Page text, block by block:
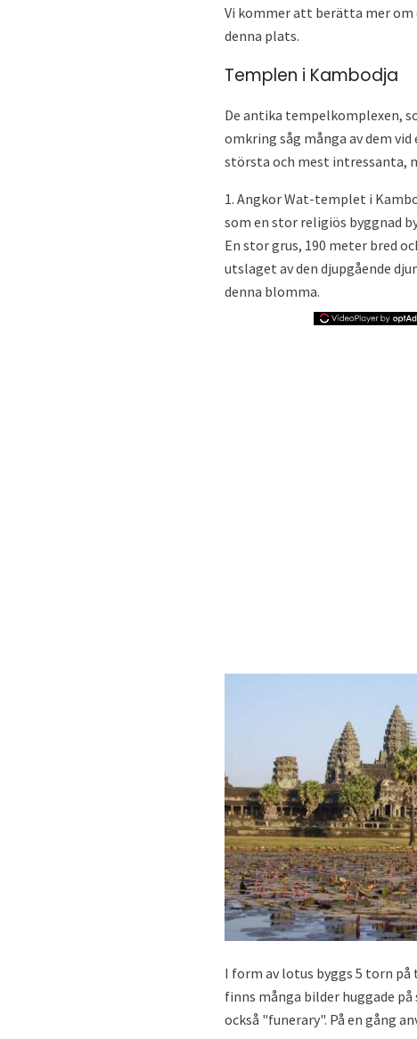
Vi kommer att berätta mer om
denna plats.
Templen i Kambodja
De antika tempelkomplexen,
omkring såg många av dem
största och mest intressanta,
1. Angkor Wat-templet i
som en stor religiös byggnad
En stor grus, 190 meter bred
utslaget av den djupgående
denna blomma.
I form av lotus byggs 5 torn
finns många bilder huggade
också "funerary". På en gång